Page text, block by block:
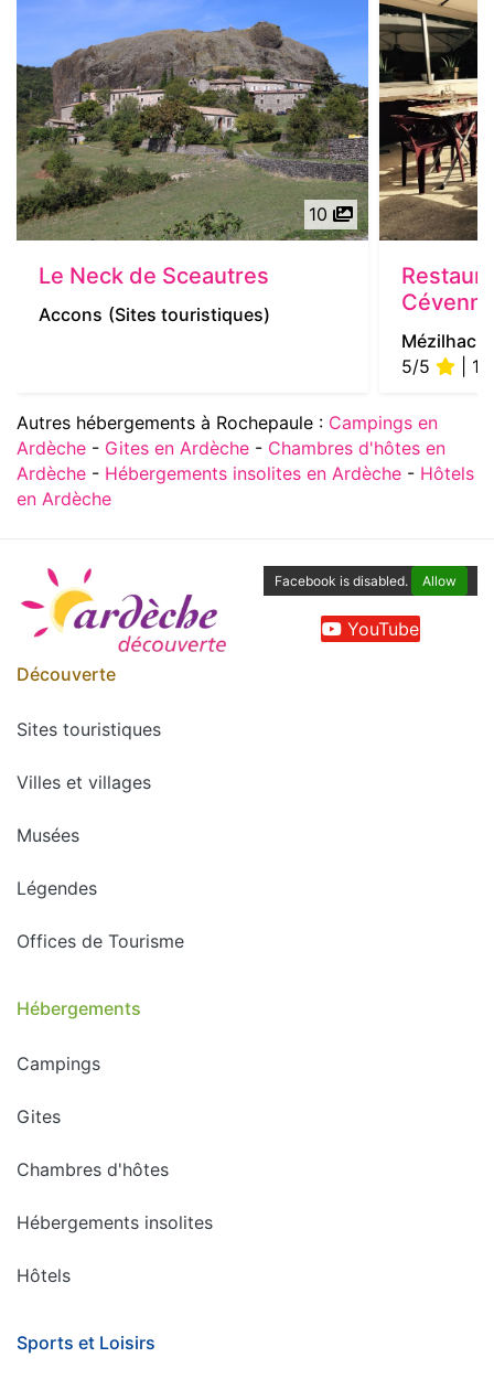
10
Le Neck de Sceautres
Accons (Sites touristiques)
Mézilhac
5/5
| 1
Autres hébergements à Rochepaule : Campings en
Ardèche - Gites en Ardèche - Chambres d'hôtes en
Ardèche - Hébergements insolites en Ardèche - Hôtels
en Ardèche
Facebook is disabled. Allow
YouTube
Découverte
Sites touristiques
Villes et villages
Musées
Légendes
Offices de Tourisme
Hébergements
Campings
Gites
Chambres d'hôtes
Hébergements insolites
Hôtels
Sports et Loisirs